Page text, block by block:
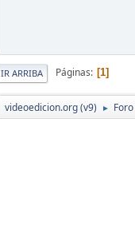
IR ARRIBA Páginas 1
videoedicion.org (v9) ► Foro